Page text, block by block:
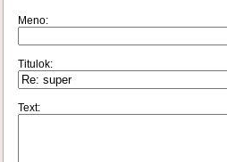
Meno:
Titulok:
Text: